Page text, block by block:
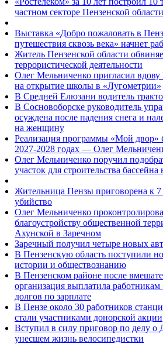
частном секторе Пензенской области
Выставка «Добро пожаловать в
путешествия сквозь века» начнет
Житель Пензенской области
террористической деятельности
Олег Мельниченко пригласил
на открытие школы в «Лугометрии»
В Средней Елюзани водитель
В Сосновоборске руководитель
осуждена после падения снега и
на женщину
Реализация программы «Мой двор»
2027-2028 годах — Олег
Олег Мельниченко поручил
участок для строительства
Жительница Пензы приговорена к 7
убийство
Олег Мельниченко
благоустройству общественной
Ахунской в Заречном
Заречный получил четыре новых
В Пензенскую область поступили
истории и обществознанию
В Пензенском районе после
организация выплатила
долгов по зарплате
В Пензе около 30 работников
стали участниками донорской акции
Вступил в силу приговор по делу о
унесшем жизнь велосипедистки